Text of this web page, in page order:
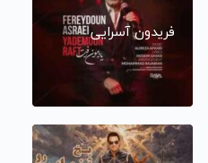
فریدون آسرایی